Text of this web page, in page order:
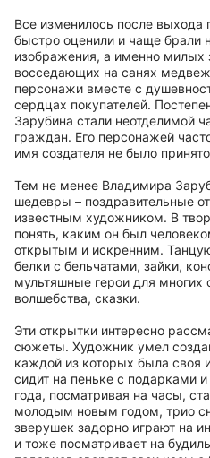
Все изменилось после
быстро оценили и чаще брали
изображения, а именно милых
восседающих на санях
персонажи вместе с
сердцах покупателей.
Зарубина стали неотделимой
граждан. Его персонажей
имя создателя не было
Тем не менее Владимира
шедевры – поздравительные
известным художником. В
понять, каким он был
открытым и искренним.
белки с бельчатами, зайки,
мультяшные герои для многих
волшебства, сказки.
Эти открытки интересно
сюжеты. Художник умел
каждой из которых была своя
сидит на пеньке с подарками
года, посматривая на часы,
молодым новым годом, трио
зверушек задорно играют на
и тоже посматривает на